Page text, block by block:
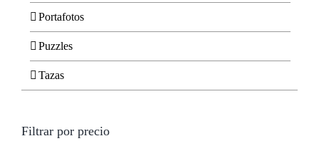
Portafotos
Puzzles
Tazas
Filtrar por precio